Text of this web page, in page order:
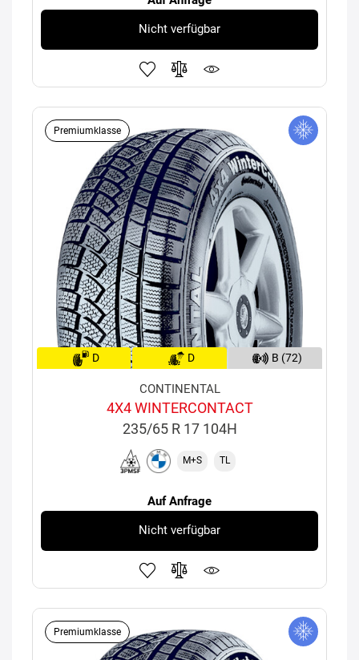
Nicht verfügbar
Premiumklasse
D D B (72)
CONTINENTAL
4X4 WINTERCONTACT
235/65 R 17 104H
M+S TL
Auf Anfrage
Nicht verfügbar
Premiumklasse